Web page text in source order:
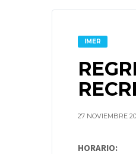
IMER
27 NOVIEMBRE
HORARIO: